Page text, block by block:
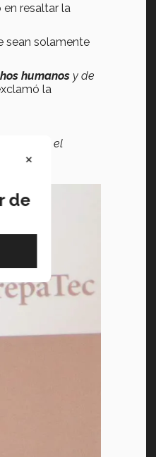
en resaltar la
sean solamente
humanos y de
la
el
×
de